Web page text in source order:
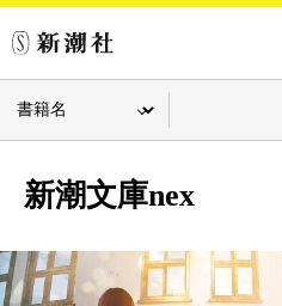
新潮文庫nex